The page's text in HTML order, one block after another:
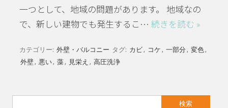
一つとして、地域の問題があります。 地域なの
で、新しい建物でも発生するこ… 続きを読む »
カテゴリー: 外壁・バルコニー タグ: カビ, コケ , 一部分 , 変色,
外壁, 悪い, 藻, 見栄え , 高圧洗浄